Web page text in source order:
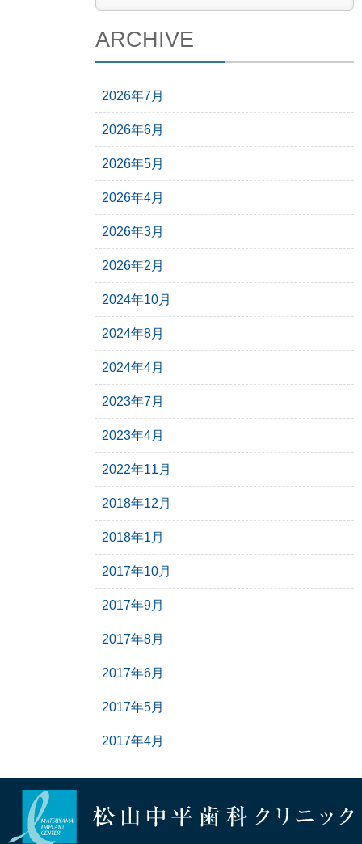
ARCHIVE
2026年7月
2026年6月
2026年5月
2026年4月
2026年3月
2026年2月
2024年10月
2024年8月
2024年4月
2023年7月
2023年4月
2022年11月
2018年12月
2018年1月
2017年10月
2017年9月
2017年8月
2017年6月
2017年5月
2017年4月